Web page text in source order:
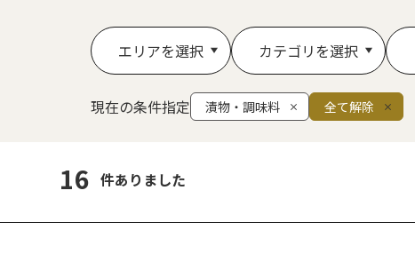
エリアを選択 カテゴリを選択
現在の条件指定 漬物・調味料 全て解除
16 件ありました